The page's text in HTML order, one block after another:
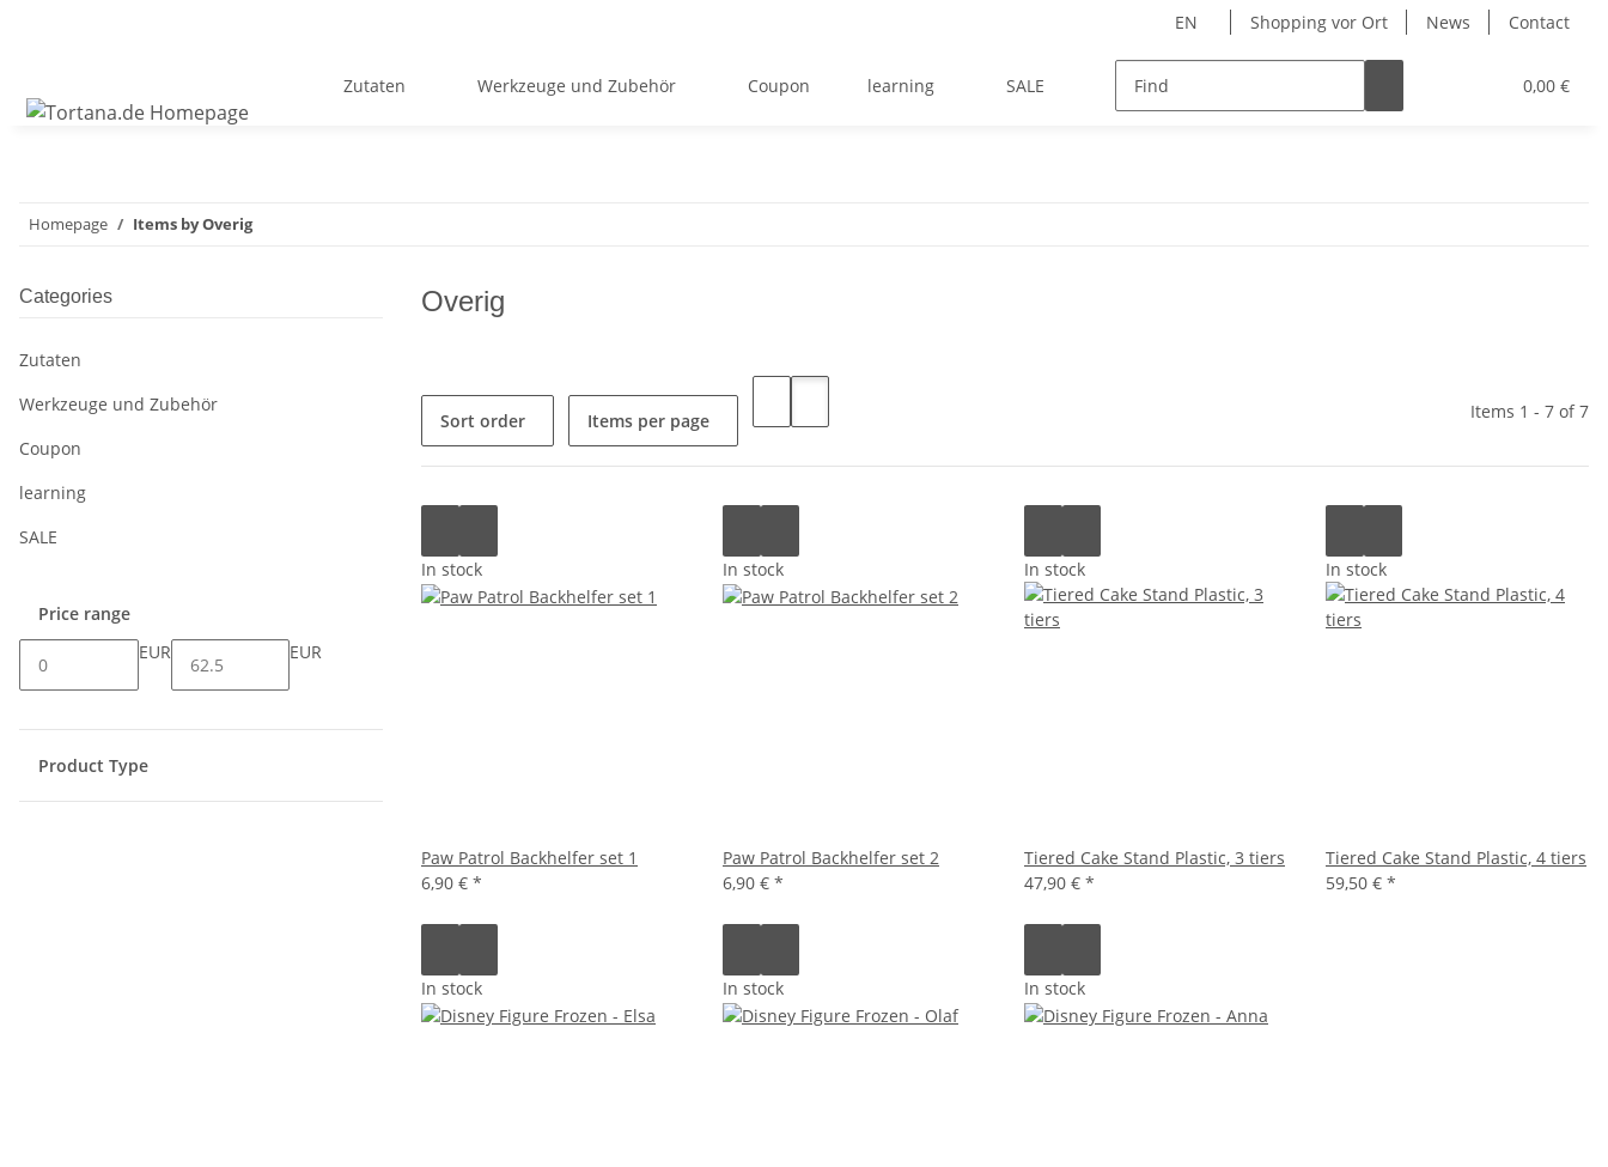
EN Shopping vor Ort News Contact
0,00 €
Zutaten Werkzeuge und Zubehör Coupon learning SALE Hersteller
Homepage Items by Overig
Overig
Sort order Items per page Items 1 - 7 of 7
In stock
Paw Patrol Backhelfer set 1
6,90 € *
In stock
Paw Patrol Backhelfer set 2
6,90 € *
In stock
Tiered Cake Stand Plastic, 3 tiers
47,90 € *
In stock
Tiered Cake Stand Plastic, 4 tiers
59,50 € *
In stock In stock In stock
Categories
Zutaten
Werkzeuge und Zubehör
Coupon
learning
SALE
Price range
EUR
EUR
Product Type